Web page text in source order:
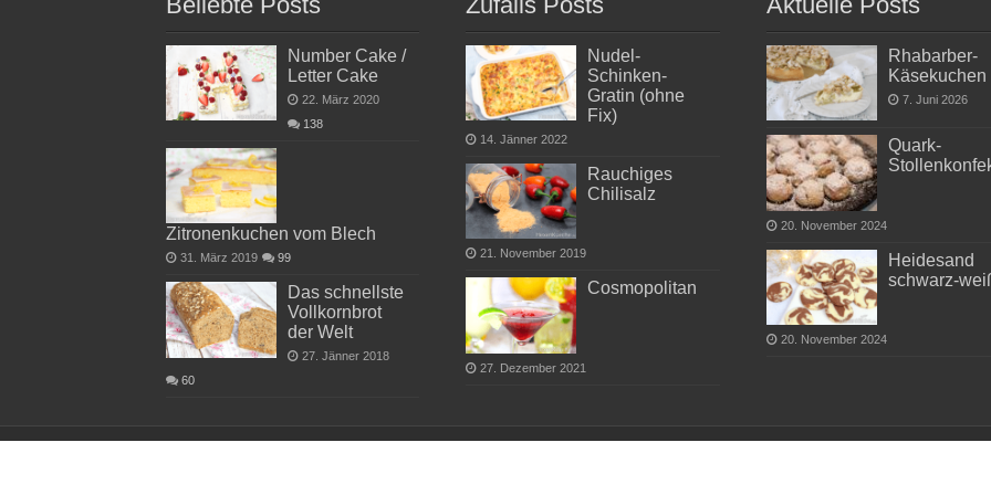
Number Cake /
Letter Cake
22. März 2020
138
Zitronenkuchen vom Blech
31. März 2019 99
Das schnellste
Vollkornbrot
der Welt
27. Jänner 2018
60
Nudel-
Schinken-
Gratin (ohne
Fix)
14. Jänner 2022
Rauchiges
Chilisalz
21. November 2019
Cosmopolitan
27. Dezember 2021
Rhabarber-
Käsekuchen
7. Juni 2026
Quark-
20. November 2024
Heidesand
schwarz-
20. November 2024